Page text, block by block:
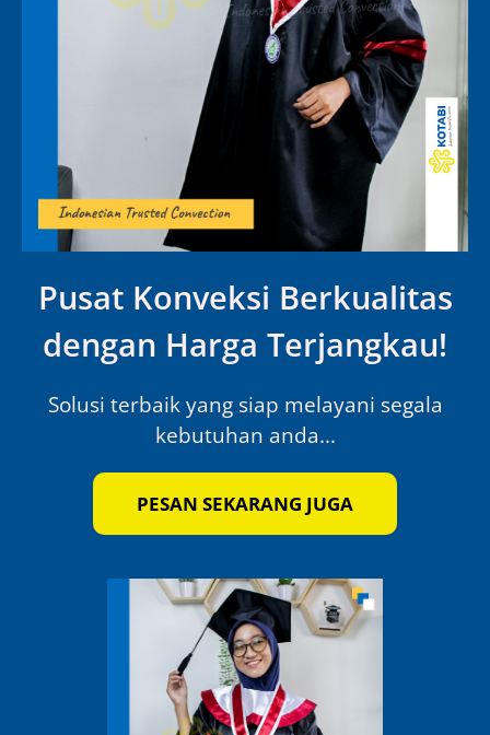
Pusat Konveksi Berkualitas
dengan Harga Terjangkau!
Solusi terbaik yang siap melayani segala
kebutuhan anda...
PESAN SEKARANG JUGA